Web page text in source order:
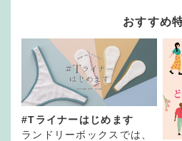
おすすめ
#Tライナーはじめます
ランドリーボックスでは、